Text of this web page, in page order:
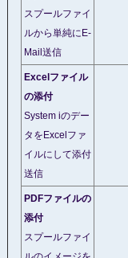
スプールファイ
ルから単純にE-
Mail送信
Excelファイル
の添付
System iのデー
タをExcelファ
イルにして添付
送信
PDFファイルの
添付
スプールファイ